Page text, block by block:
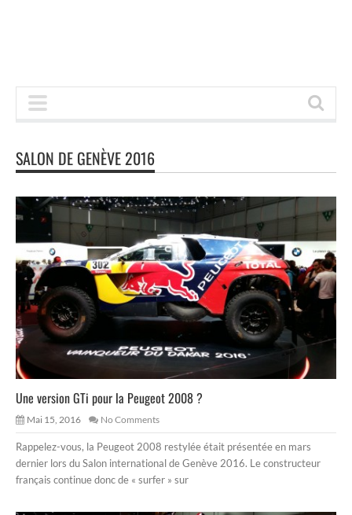
SALON DE GENÈVE 2016
Une version GTi pour la Peugeot 2008 ?
Mai 15, 2016 No Comments
Rappelez-vous, la Peugeot 2008 restylée était présentée en mars
dernier lors du Salon international de Genève 2016. Le constructeur
français continue donc de « surfer » sur